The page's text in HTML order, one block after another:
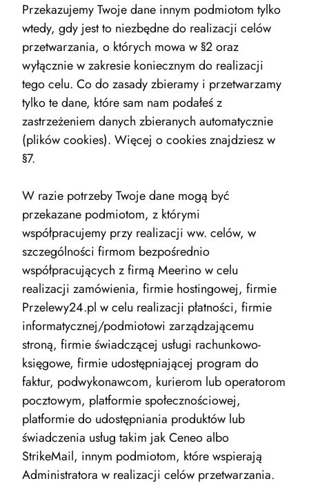
Przekazujemy Twoje dane innym podmiotom tylko
wtedy, gdy jest to niezbędne do realizacji celów
przetwarzania, o których mowa w §2 oraz
wyłącznie w zakresie koniecznym do realizacji
tego celu. Co do zasady zbieramy i przetwarzamy
tylko te dane, które sam nam podałeś z
zastrzeżeniem danych zbieranych automatycznie
(plików cookies). Więcej o cookies znajdziesz w
§7.
W razie potrzeby Twoje dane mogą być
przekazane podmiotom, z którymi
współpracujemy przy realizacji ww. celów, w
szczególności firmom bezpośrednio
współpracujących z firmą Meerino w celu
realizacji zamówienia, firmie hostingowej, firmie
Przelewy24.pl w celu realizacji płatności, firmie
informatycznej/podmiotowi zarządzającemu
stroną, firmie świadczącej usługi rachunkowo-
księgowe, firmie udostępniającej program do
faktur, podwykonawcom, kurierom lub operatorom
pocztowym, platformie społecznościowej,
platformie do udostępniania produktów lub
świadczenia usług takim jak Ceneo albo
StrikeMail, innym podmiotom, które wspierają
Administratora w realizacji celów przetwarzania.